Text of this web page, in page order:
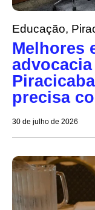
Educação,
Melhores
precisa
30 de julho de 2026